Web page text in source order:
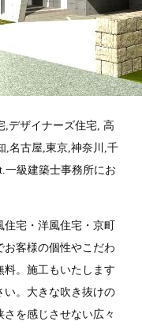
,デザイナーズ住宅, 高
,名古屋,東京,神奈川,千
一級建築士事務所にお
宅・洋風住宅・京町
お客様の個性やこだわ
料。施工もいたします
い。大きな吹き抜けの
を感じさせない広々